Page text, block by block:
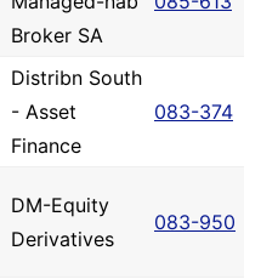
Broker SA
Distribn South
- Asset
Finance
083-374
DM-Equity
Derivatives
083-950